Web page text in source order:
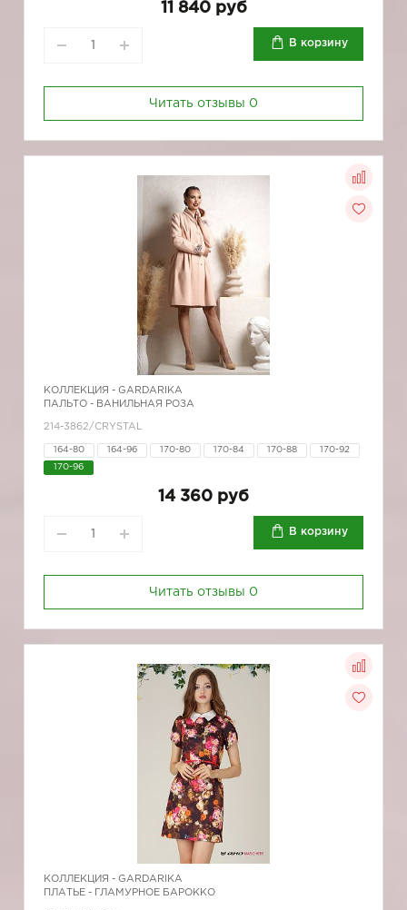
11 840 руб
В корзину
Читать отзывы 0
КОЛЛЕКЦИЯ - GARDARIKA
ПАЛЬТО - ВАНИЛЬНАЯ РОЗА
214-3862/CRYSTAL
164-80 164-96 170-80 170-84 170-88 170-92
170-96
14 360 руб
В корзину
Читать отзывы 0
КОЛЛЕКЦИЯ - GARDARIKA
ПЛАТЬЕ - ГЛАМУРНОЕ БАРОККО